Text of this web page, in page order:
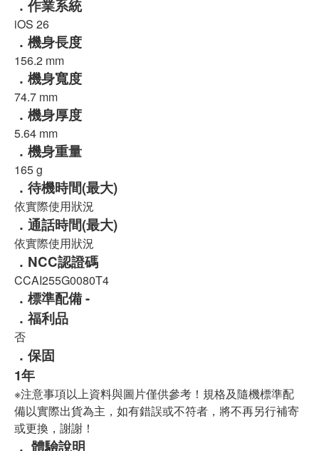
．作業系統
iOS 26
．機身長度
156.2 mm
．機身寬度
74.7 mm
．機身厚度
5.64 mm
．機身重量
165 g
．待機時間(最大)
依實際使用狀況
．通話時間(最大)
依實際使用狀況
．NCC認證碼
CCAI255G0080T4
．標準配備 -
．福利品
否
．保固
1年
※注意事項以上資料與圖片僅供參考！規格及隨機標準配
備以實際出貨為主，如有錯誤或不符者，將不再另行補寄
或更換，謝謝！
． 體驗說明